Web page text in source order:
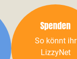
Spenden
So könnt ihr
LizzyNet